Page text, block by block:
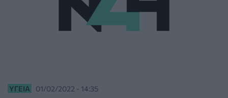
ΥΓΕΊΑ 01/02/2022 - 14:35